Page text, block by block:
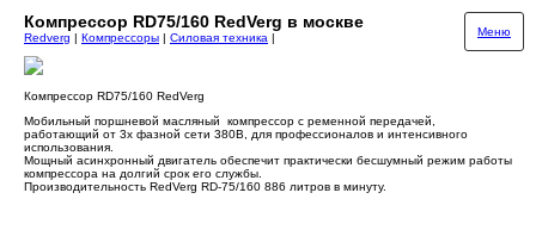
Компрессор RD75/160 RedVerg в москве
Меню
Redverg | Компрессоры | Силовая техника |
Компрессор RD75/160 RedVerg
Мобильный поршневой масляный компрессор с ременной передачей,
работающий от 3х фазной сети 380В, для профессионалов и интенсивного
использования.
Мощный асинхронный двигатель обеспечит практически бесшумный режим работы
компрессора на долгий срок его службы.
Производительность RedVerg RD-75/160 886 литров в минуту.